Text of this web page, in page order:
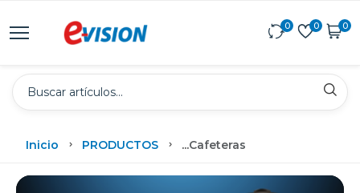
0 0 0
Inicio PRODUCTOS ...Cafeteras